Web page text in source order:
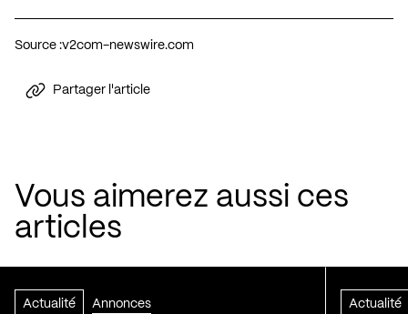
Source :v2com-newswire.com
Partager l'article
Vous aimerez aussi ces
articles
Actualité Annonces Actualité